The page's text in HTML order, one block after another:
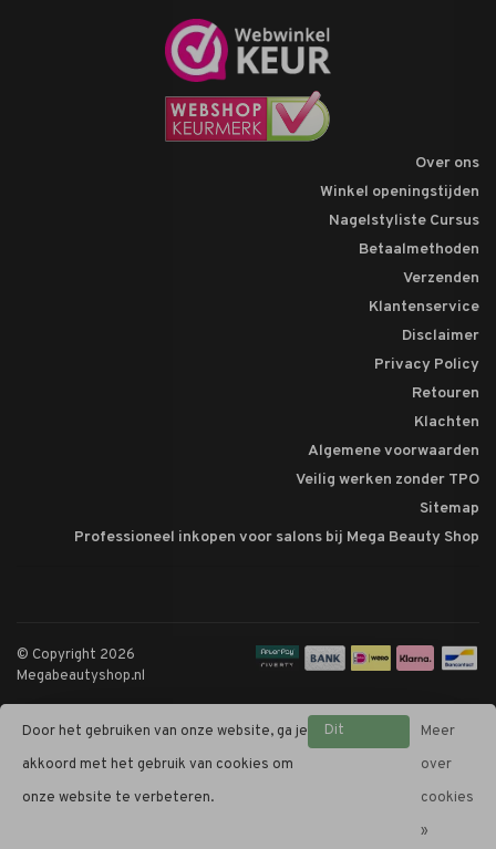
Over ons
Winkel openingstijden
Nagelstyliste Cursus
Betaalmethoden
Verzenden
Klantenservice
Disclaimer
Privacy Policy
Retouren
Klachten
Algemene voorwaarden
Veilig werken zonder TPO
Sitemap
Professioneel inkopen voor salons bij Mega Beauty Shop
© Copyright 2026
Megabeautyshop.nl
Door het gebruiken van onze website, ga je
akkoord met het gebruik van cookies om
onze website te verbeteren.
Dit
Meer
over
cookies
»